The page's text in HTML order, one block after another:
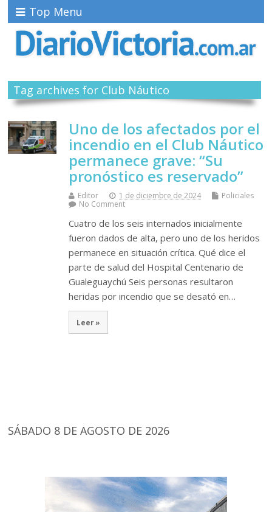
Top Menu
Tag archives for Club Náutico
Uno de los afectados por el
incendio en el Club Náutico
permanece grave: “Su
pronóstico es reservado”
Editor 1 de diciembre de 2024
Policiales
No Comment
Cuatro de los seis internados inicialmente
fueron dados de alta, pero uno de los heridos
permanece en situación crítica. Qué dice el
parte de salud del Hospital Centenario de
Gualeguaychú Seis personas resultaron
heridas por incendio que se desató en…
Leer »
SÁBADO 8 DE AGOSTO DE 2026